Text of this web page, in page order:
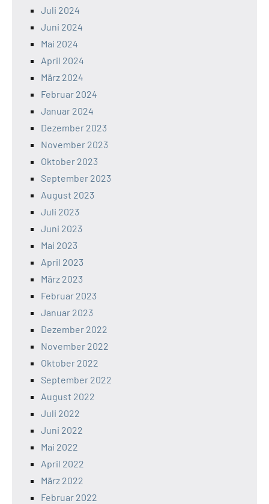
Juli 2024
Juni 2024
Mai 2024
April 2024
März 2024
Februar 2024
Januar 2024
Dezember 2023
November 2023
Oktober 2023
September 2023
August 2023
Juli 2023
Juni 2023
Mai 2023
April 2023
März 2023
Februar 2023
Januar 2023
Dezember 2022
November 2022
Oktober 2022
September 2022
August 2022
Juli 2022
Juni 2022
Mai 2022
April 2022
März 2022
Februar 2022